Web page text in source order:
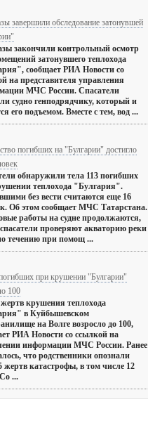
завершили обследование затонувшей
закончили контрольный осмотр
затонувшего теплохода
сообщает РИА Новости со
на представителя управления
МЧС России. Спасатели
судно генподрядчику, который и
его подъемом. Вместе с тем, вод ...
погибших на "Булгарии" достигло
обнаружили тела 113 погибших
теплохода "Булгария".
без вести считаются еще 16
Об этом сообщает МЧС Татарстана.
работы на судне продолжаются,
проверяют акваторию реки
течению при помощ ...
при крушении "Булгарии"
100
крушения теплохода
в Куйбышевском
на Волге возросло до 100,
РИА Новости со ссылкой на
информации МЧС России. Ранее
что родственники опознали
жертв катастрофы, в том числе 12
...